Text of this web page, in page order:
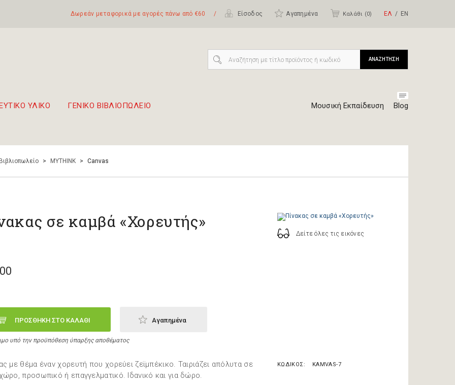
Δωρεάν μεταφορικά με αγορές πάνω από €60 / Είσοδος Αγαπημένα Καλάθι (0) ΕΛ ΕΝ
ΥΛΙΚΟ ΓΕΝΙΚΟ ΒΙΒΛΙΟΠΩΛΕΙΟ Μουσική Εκπαίδευση Blog
ΑΝΑΖΗΤΗΣΗ
> MYTHINK > Canvas
σε καμβά «Χορευτής»
ΠΡΟΣΘΗΚΗ ΣΤΟ ΚΑΛΑΘΙ Αγαπημένα
υπό την προϋπόθεση ύπαρξης αποθέματος
Δείτε όλες τις εικόνες
με θέμα έναν χορευτή που χορεύει ζεϊμπέκικο. Ταιριάζει απόλυτα σε
προσωπικό ή επαγγελματικό. Ιδανικό και για δώρο.
ΚΩΔΙΚΟΣ KAMVAS-7